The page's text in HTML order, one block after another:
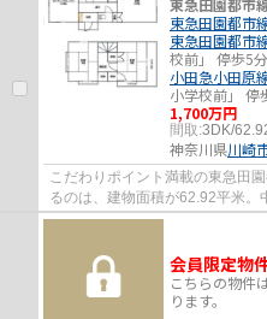
東急田園都市
東急田園都市
東急田園都市
校前」 停歩5分
小田急小田原
小学校前」 停
1,700万円
間取:3DK/
神奈川県川崎
こだわりポイント満載の東急田
るのは、建物面積が62.92平米。
です。ダイニングキッチン付き
会員限定物
こちらの物件
ります。